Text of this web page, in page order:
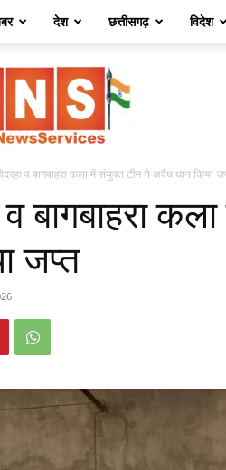
देश छत्तीसगढ़ विदेश
व बागबाहरा कला में संयुक्त टीम ने अवैध धान किया
व बागबाहरा
जप्त